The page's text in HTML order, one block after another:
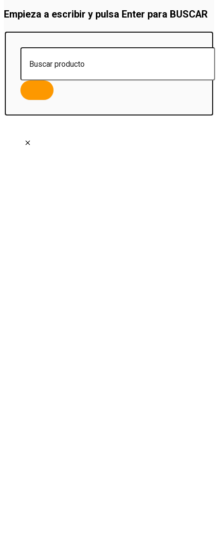
Empieza a escribir y pulsa Enter para BUSCAR
producto